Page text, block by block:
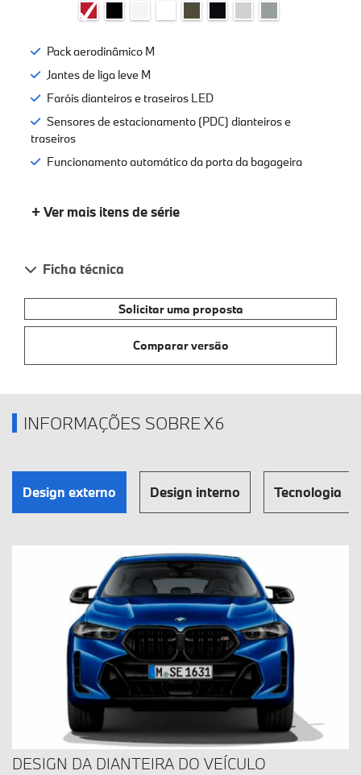
Pack aerodinâmico M
Jantes de liga leve M
Faróis dianteiros e traseiros LED
Sensores de estacionamento (PDC) dianteiros e
traseiros
Funcionamento automático da porta da bagageira
+ Ver mais itens de série
Ficha técnica
Solicitar uma proposta
Comparar versão
INFORMAÇÕES SOBRE X6
Design externo Design interno Tecnologia
DESIGN DA DIANTEIRA DO VEÍCULO